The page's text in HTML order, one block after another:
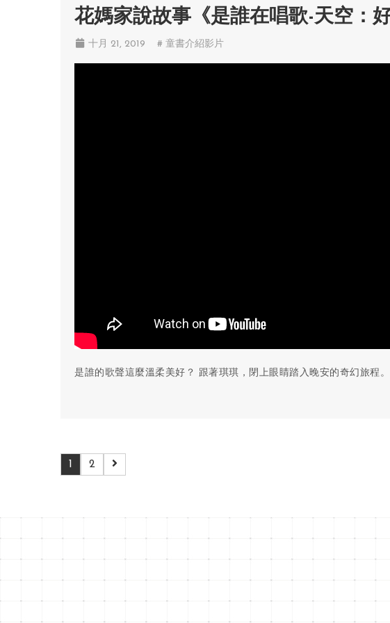
花媽家說故事《是誰在唱歌-天空：
十月 21, 2019 # 童書介紹影片
是誰的歌聲這麼溫柔美好？ 跟著琪琪，閉上眼睛踏入晚安的奇幻旅程。
1 2